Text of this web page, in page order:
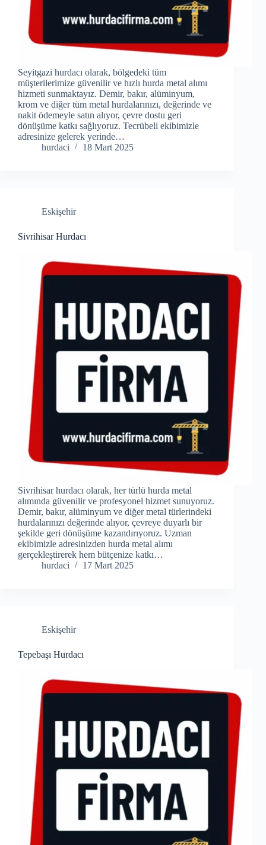
Seyitgazi hurdacı olarak, bölgedeki tüm
müşterilerimize güvenilir ve hızlı hurda metal alımı
hizmeti sunmaktayız. Demir, bakır, alüminyum,
krom ve diğer tüm metal hurdalarınızı, değerinde ve
nakit ödemeyle satın alıyor, çevre dostu geri
dönüşüme katkı sağlıyoruz. Tecrübeli ekibimizle
adresinize gelerek yerinde…
hurdaci
18 Mart 2025
Eskişehir
Sivrihisar Hurdacı
Sivrihisar hurdacı olarak, her türlü hurda metal
alımında güvenilir ve profesyonel hizmet sunuyoruz.
Demir, bakır, alüminyum ve diğer metal türlerindeki
hurdalarınızı değerinde alıyor, çevreye duyarlı bir
şekilde geri dönüşüme kazandırıyoruz. Uzman
ekibimizle adresinizden hurda metal alımı
gerçekleştirerek hem bütçenize katkı…
hurdaci
17 Mart 2025
Eskişehir
Tepebaşı Hurdacı